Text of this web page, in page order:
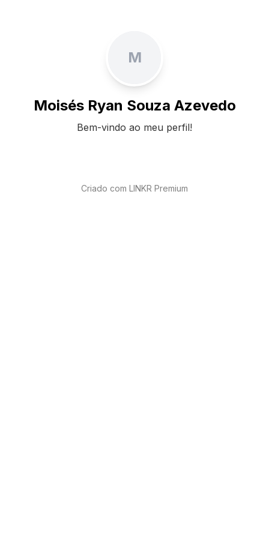
M
Moisés Ryan Souza Azevedo
Bem-vindo ao meu perfil!
Criado com LINKR Premium